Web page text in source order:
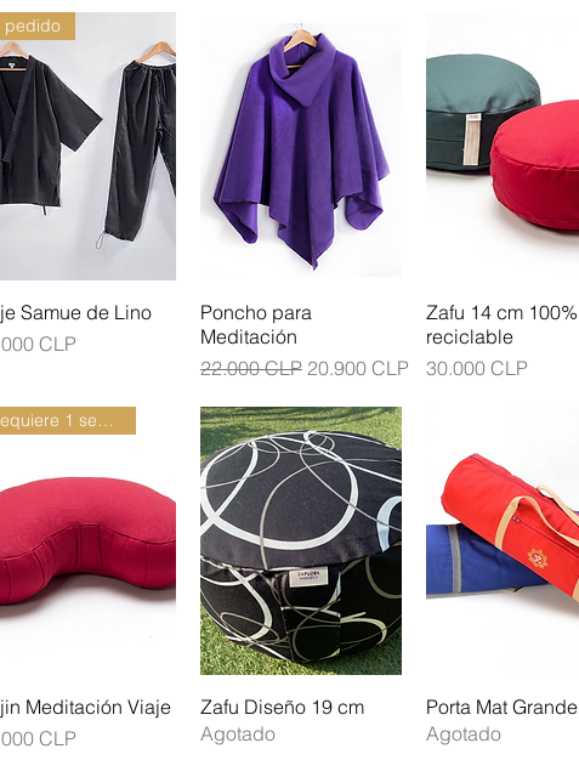
pedido
Samue de Lino
CLP
Poncho para
Meditación
Precio
22.000 CLP Precio de oferta
20.900 CLP
Zafu 14 cm 100%
reciclable
Precio
30.000 CLP
Requiere 1 semana confeccion
Meditación Viaje
CLP
Zafu Diseño 19 cm
Agotado
Porta Mat Grande
Agotado